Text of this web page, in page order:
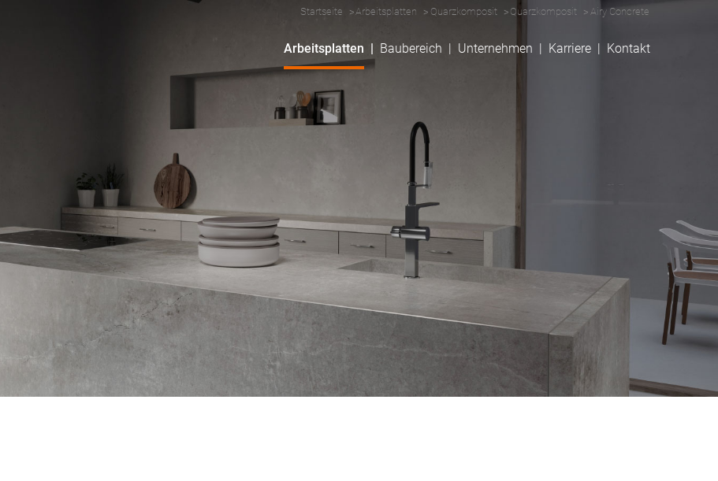
Startseite Arbeitsplatten Quarzkomposit Quarzkomposit Airy Concrete
Arbeitsplatten Baubereich Unternehmen Karriere Kontakt